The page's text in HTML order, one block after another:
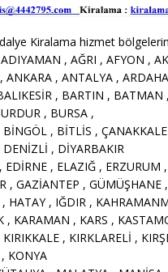
Kiralama hizmet
, AĞRI , AFYON ,
ANKARA , ANTALYA ,
, BARTIN , BATMAN
, BURSA ,
BİNGÖL , BİTLİS ,
, DİYARBAKIR
EDİRNE , ELAZIĞ , ERZURUM
, GAZİANTEP , GÜMÜŞHANE
, HATAY , IĞDIR ,
, KARAMAN , KARS ,
, KIRKLARELİ ,
KONYA